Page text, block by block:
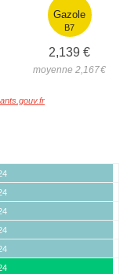
Gazole
B7
2,139 €
moyenne 2,167€